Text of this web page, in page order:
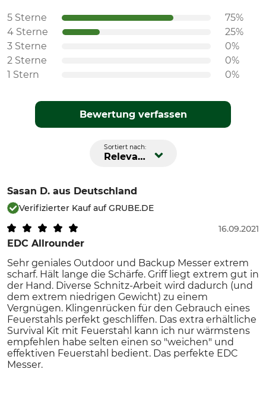
5 Sterne
75%
4 Sterne
25%
3 Sterne
0%
2 Sterne
0%
1 Stern
0%
Bewertung verfassen
Sortiert nach:
Relevanz
Sasan D. aus Deutschland
Verifizierter Kauf auf GRUBE.DE
EDC Allrounder
16.09.2021
Sehr geniales Outdoor und Backup Messer extrem
scharf. Hält lange die Schärfe. Griff liegt extrem gut in
der Hand. Diverse Schnitz-Arbeit wird dadurch (und
dem extrem niedrigen Gewicht) zu einem
Vergnügen. Klingenrücken für den Gebrauch eines
Feuerstahls perfekt geschliffen. Das extra erhältliche
Survival Kit mit Feuerstahl kann ich nur wärmstens
empfehlen habe selten einen so "weichen" und
effektiven Feuerstahl bedient. Das perfekte EDC
Messer.